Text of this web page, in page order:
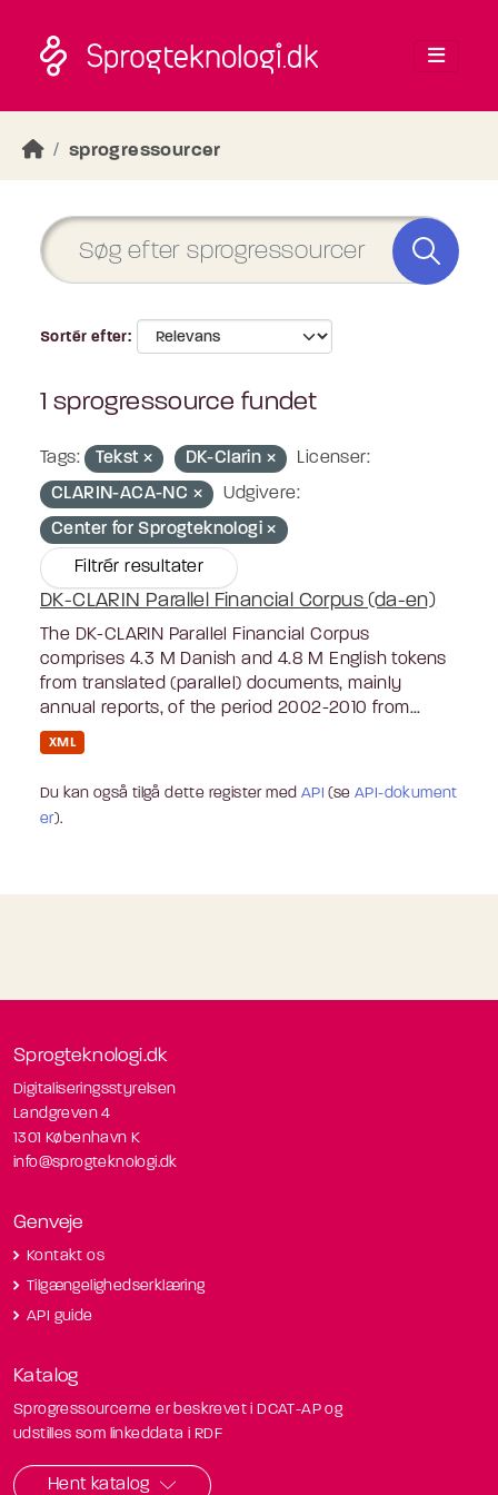
sprogressourcer
Sortér efter
1 sprogressource fundet
Tags: Tekst DK-Clarin
Licenser:
CLARIN-ACA-NC
Udgivere:
Center for Sprogteknologi
Filtrér resultater
DK-CLARIN Parallel Financial Corpus (da-en)
The DK-CLARIN Parallel Financial Corpus
comprises 4.3 M Danish and 4.8 M English tokens
from translated (parallel) documents, mainly
annual reports, of the period 2002-2010 from...
XML
Du kan også tilgå dette register med API (seAPI-dokument
er).
Sprogteknologi.dk
Digitaliseringsstyrelsen
Landgreven 4
1301 København K
info@sprogteknologi.dk
Genveje
Kontakt os
Tilgængelighedserklæring
API guide
Katalog
Sprogressourcerne er beskrevet i DCAT-AP og
udstilles som linkeddata i RDF
Hent katalog